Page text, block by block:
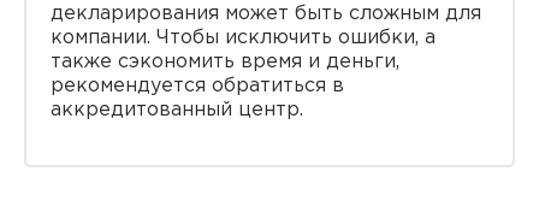
декларирования может быть сложным для
компании. Чтобы исключить ошибки, а
также сэкономить время и деньги,
рекомендуется обратиться в
аккредитованный центр.